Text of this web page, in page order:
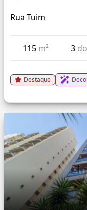
Rua Tuim
115 m² 3
Destaque